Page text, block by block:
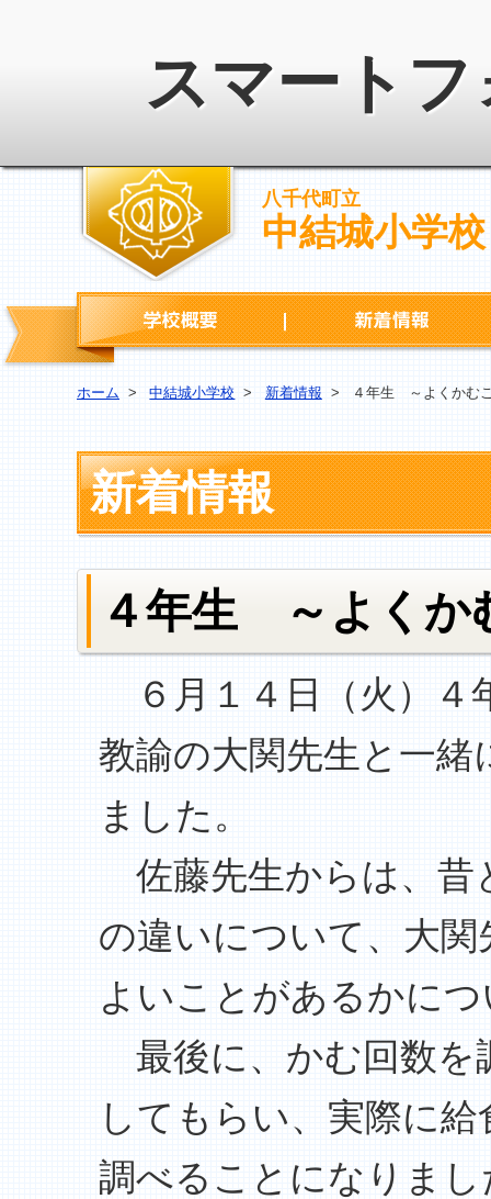
スマート
八千代町立
中結城小学校
学校概要
ホーム > 中結城小学校 > 新着情報 > ４年生 ～よくかむ
新着情報
４年生 ～よくか
６月１４日（火）４
教諭の大関先生と一
ました。
佐藤先生からは、昔
の違いについて、大
よいことがあるかに
最後に、かむ回数を
してもらい、実際に
調べることになりまし